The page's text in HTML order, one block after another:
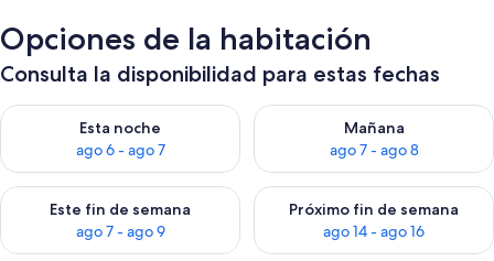
Opciones de la habitación
Consulta la disponibilidad para estas fechas
Esta noche
ago 6 - ago 7
Consulta la disponibilidad para esta noche, ago 6 - ago 7
Mañana
ago 7 - ago 8
Consulta la disponibilidad
Este fin de semana
ago 7 - ago 9
Consulta la disponibilidad para este fin de semana, ago 7 -
Próximo fin de semana
ago 14 - ago 16
Consulta la disponibilidad